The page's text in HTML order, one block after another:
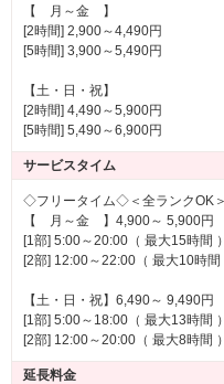
【 月～金 】
[2時間] 2,900～4,490円
[5時間] 3,900～5,490円
【土・日・祝】
[2時間] 4,490～5,900円
[5時間] 5,490～6,900円
サービスタイム
◇フリータイム◇＜全ランクOK＞
【 月～金 】4,900～ 5,900円
[1部] 5:00～20:00（ 最大15時間 ）
[2部] 12:00～22:00（ 最大10時間
【土・日・祝】6,490～ 9,490円
[1部] 5:00～18:00（ 最大13時間 ）
[2部] 12:00～20:00（ 最大8時間 ）
延長料金